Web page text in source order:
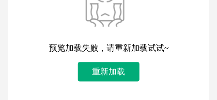
预览加载失败，请重新加载试试~
重新加载